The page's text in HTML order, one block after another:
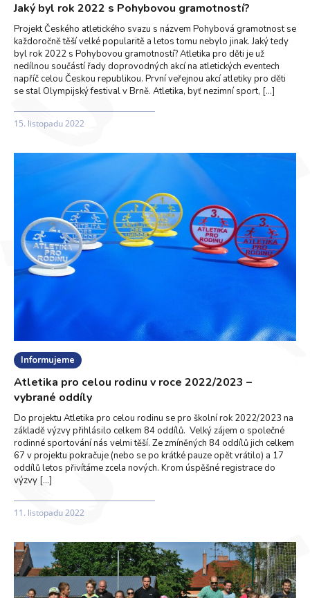
Jaký byl rok 2022 s Pohybovou gramotností?
Projekt Českého atletického svazu s názvem Pohybová gramotnost se
každoročně těší velké popularitě a letos tomu nebylo jinak. Jaký tedy
byl rok 2022 s Pohybovou gramotností? Atletika pro děti je už
nedílnou součástí řady doprovodných akcí na atletických eventech
napříč celou Českou republikou. První veřejnou akcí atletiky pro děti
se stal Olympijský festival v Brně. Atletika, byť nezimní sport, […]
15. listopadu 2022
Informujeme
Atletika pro celou rodinu v roce 2022/2023 –
vybrané oddíly
Do projektu Atletika pro celou rodinu se pro školní rok 2022/2023 na
základě výzvy přihlásilo celkem 84 oddílů. Velký zájem o společné
rodinné sportování nás velmi těší. Ze zmíněných 84 oddílů jich celkem
67 v projektu pokračuje (nebo se po krátké pauze opět vrátilo) a 17
oddílů letos přivítáme zcela nových. Krom úspěšné registrace do
výzvy […]
11. listopadu 2022